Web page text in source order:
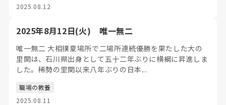
2025.08.12
2025年8月12日(火) 唯一無二
唯一無二 大相撲夏場所で二場所連続優勝を果たした大の
里関は、石川県出身として五十二年ぶりに横綱に昇進しま
した。稀勢の里関以来八年ぶりの日本...
職場の教養
2025.08.11